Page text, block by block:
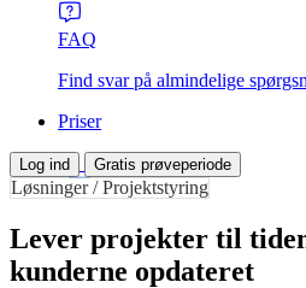
FAQ
Find svar på almindelige
Priser
Log ind Gratis prøveperiode
Løsninger / Projektstyring
Lever projekter til
kunderne opdateret